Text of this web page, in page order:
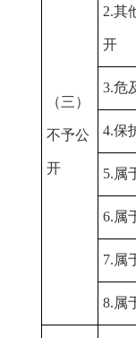
（三）
不予公
开
2.其
开
3.危
4.保
5.属
6.属
7.属
8.属